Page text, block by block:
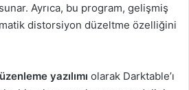
Ayrıca, bu program, gelişmiş
distorsiyon düzeltme özelliğini
yazılımı olarak Darktable’ı